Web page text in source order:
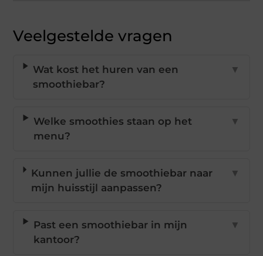
Veelgestelde vragen
Wat kost het huren van een
smoothiebar?
▼
Welke smoothies staan op het
menu?
▼
Kunnen jullie de smoothiebar naar
mijn huisstijl aanpassen?
▼
Past een smoothiebar in mijn
kantoor?
▼